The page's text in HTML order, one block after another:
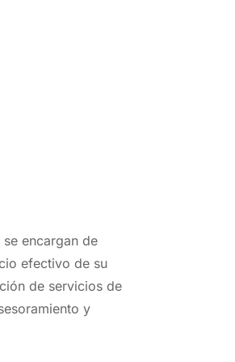
encargan de
efectivo de su
de servicios de
y